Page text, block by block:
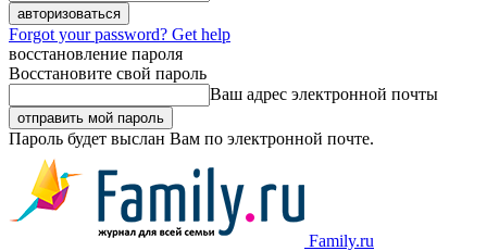
Forgot your password? Get help
восстановление пароля
Восстановите свой пароль
Ваш адрес электронной почты
Пароль будет выслан Вам по электронной почте.
Family.ru